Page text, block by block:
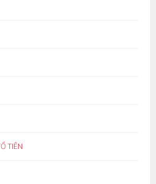
TIÊN